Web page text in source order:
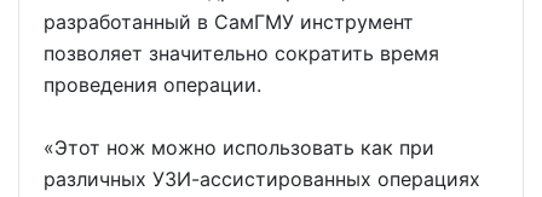
разработанный в СамГМУ инструмент
позволяет значительно сократить время
проведения операции.
«Этот нож можно использовать как при
различных УЗИ-ассистированных операциях